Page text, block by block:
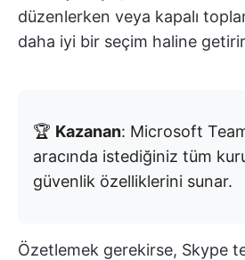
düzenlerken veya kapalı
daha iyi bir seçim haline
🏆 Kazanan: Microsoft
aracında istediğiniz tüm
güvenlik özelliklerini sunar.
Özetlemek gerekirse, Skype